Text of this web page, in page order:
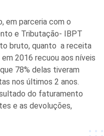
em parceria com o
e Tributação- IBPT
bruto, quanto a receita
2016 recuou aos níveis
78% delas tiveram
nos últimos 2 anos.
do faturamento
e as devoluções,